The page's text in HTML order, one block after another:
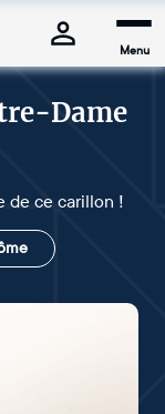
Menu
Dame
de ce carillon !